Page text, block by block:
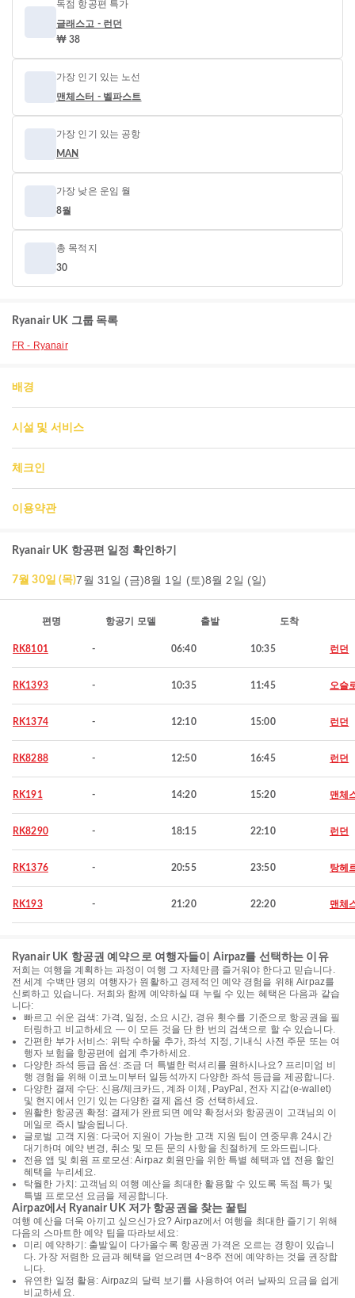
독점 항공편 특가
글래스고 - 런던
₩ 38
가장 인기 있는 노선
맨체스터 - 벨파스트
가장 인기 있는 공항
MAN
가장 낮은 운임 월
8월
총 목적지
30
Ryanair UK 그룹 목록
FR - Ryanair
배경
시설 및 서비스
체크인
이용약관
Ryanair UK 항공편 일정 확인하기
7월 30일 (목)7월 31일 (금)8월 1일 (토)8월 2일 (일)
편명 항공기 모델 출발 도착
RK8101 - 06:40 10:35 런던
RK1393 - 10:35 11:45 오슬
RK1374 - 12:10 15:00 런던
RK8288 - 12:50 16:45 런던
RK191 - 14:20 15:20 맨체
RK8290 - 18:15 22:10 런던
RK1376 - 20:55 23:50 탕헤
RK193 - 21:20 22:20 맨체
Ryanair UK 항공권 예약으로 여행자들이 Airpaz를 선택하는 이유
저희는 여행을 계획하는 과정이 여행 그 자체만큼 즐거워야 한다고 믿습니다.
전 세계 수백만 명의 여행자가 원활하고 경제적인 예약 경험을 위해 Airpaz를
신뢰하고 있습니다. 저희와 함께 예약하실 때 누릴 수 있는 혜택은 다음과 같습
니다:
빠르고 쉬운 검색: 가격, 일정, 소요 시간, 경유 횟수를 기준으로 항공권을 필
터링하고 비교하세요 — 이 모든 것을 단 한 번의 검색으로 할 수 있습니다.
간편한 부가 서비스: 위탁 수하물 추가, 좌석 지정, 기내식 사전 주문 또는 여
행자 보험을 항공편에 쉽게 추가하세요.
다양한 좌석 등급 옵션: 조금 더 특별한 럭셔리를 원하시나요? 프리미엄 비
행 경험을 위해 이코노미부터 일등석까지 다양한 좌석 등급을 제공합니다.
다양한 결제 수단: 신용/체크카드, 계좌 이체, PayPal, 전자 지갑(e-wallet)
및 현지에서 인기 있는 다양한 결제 옵션 중 선택하세요.
원활한 항공권 확정: 결제가 완료되면 예약 확정서와 항공권이 고객님의 이
메일로 즉시 발송됩니다.
글로벌 고객 지원: 다국어 지원이 가능한 고객 지원 팀이 연중무휴 24시간
대기하며 예약 변경, 취소 및 모든 문의 사항을 친절하게 도와드립니다.
전용 앱 및 회원 프로모션: Airpaz 회원만을 위한 특별 혜택과 앱 전용 할인
혜택을 누리세요.
탁월한 가치: 고객님의 여행 예산을 최대한 활용할 수 있도록 독점 특가 및
특별 프로모션 요금을 제공합니다.
Airpaz에서 Ryanair UK 저가 항공권을 찾는 꿀팁
여행 예산을 더욱 아끼고 싶으신가요? Airpaz에서 여행을 최대한 즐기기 위해
다음의 스마트한 예약 팁을 따라보세요:
미리 예약하기: 출발일이 다가올수록 항공권 가격은 오르는 경향이 있습니
다. 가장 저렴한 요금과 혜택을 얻으려면 4~8주 전에 예약하는 것을 권장합
니다.
유연한 일정 활용: Airpaz의 달력 보기를 사용하여 여러 날짜의 요금을 쉽게
비교하세요.